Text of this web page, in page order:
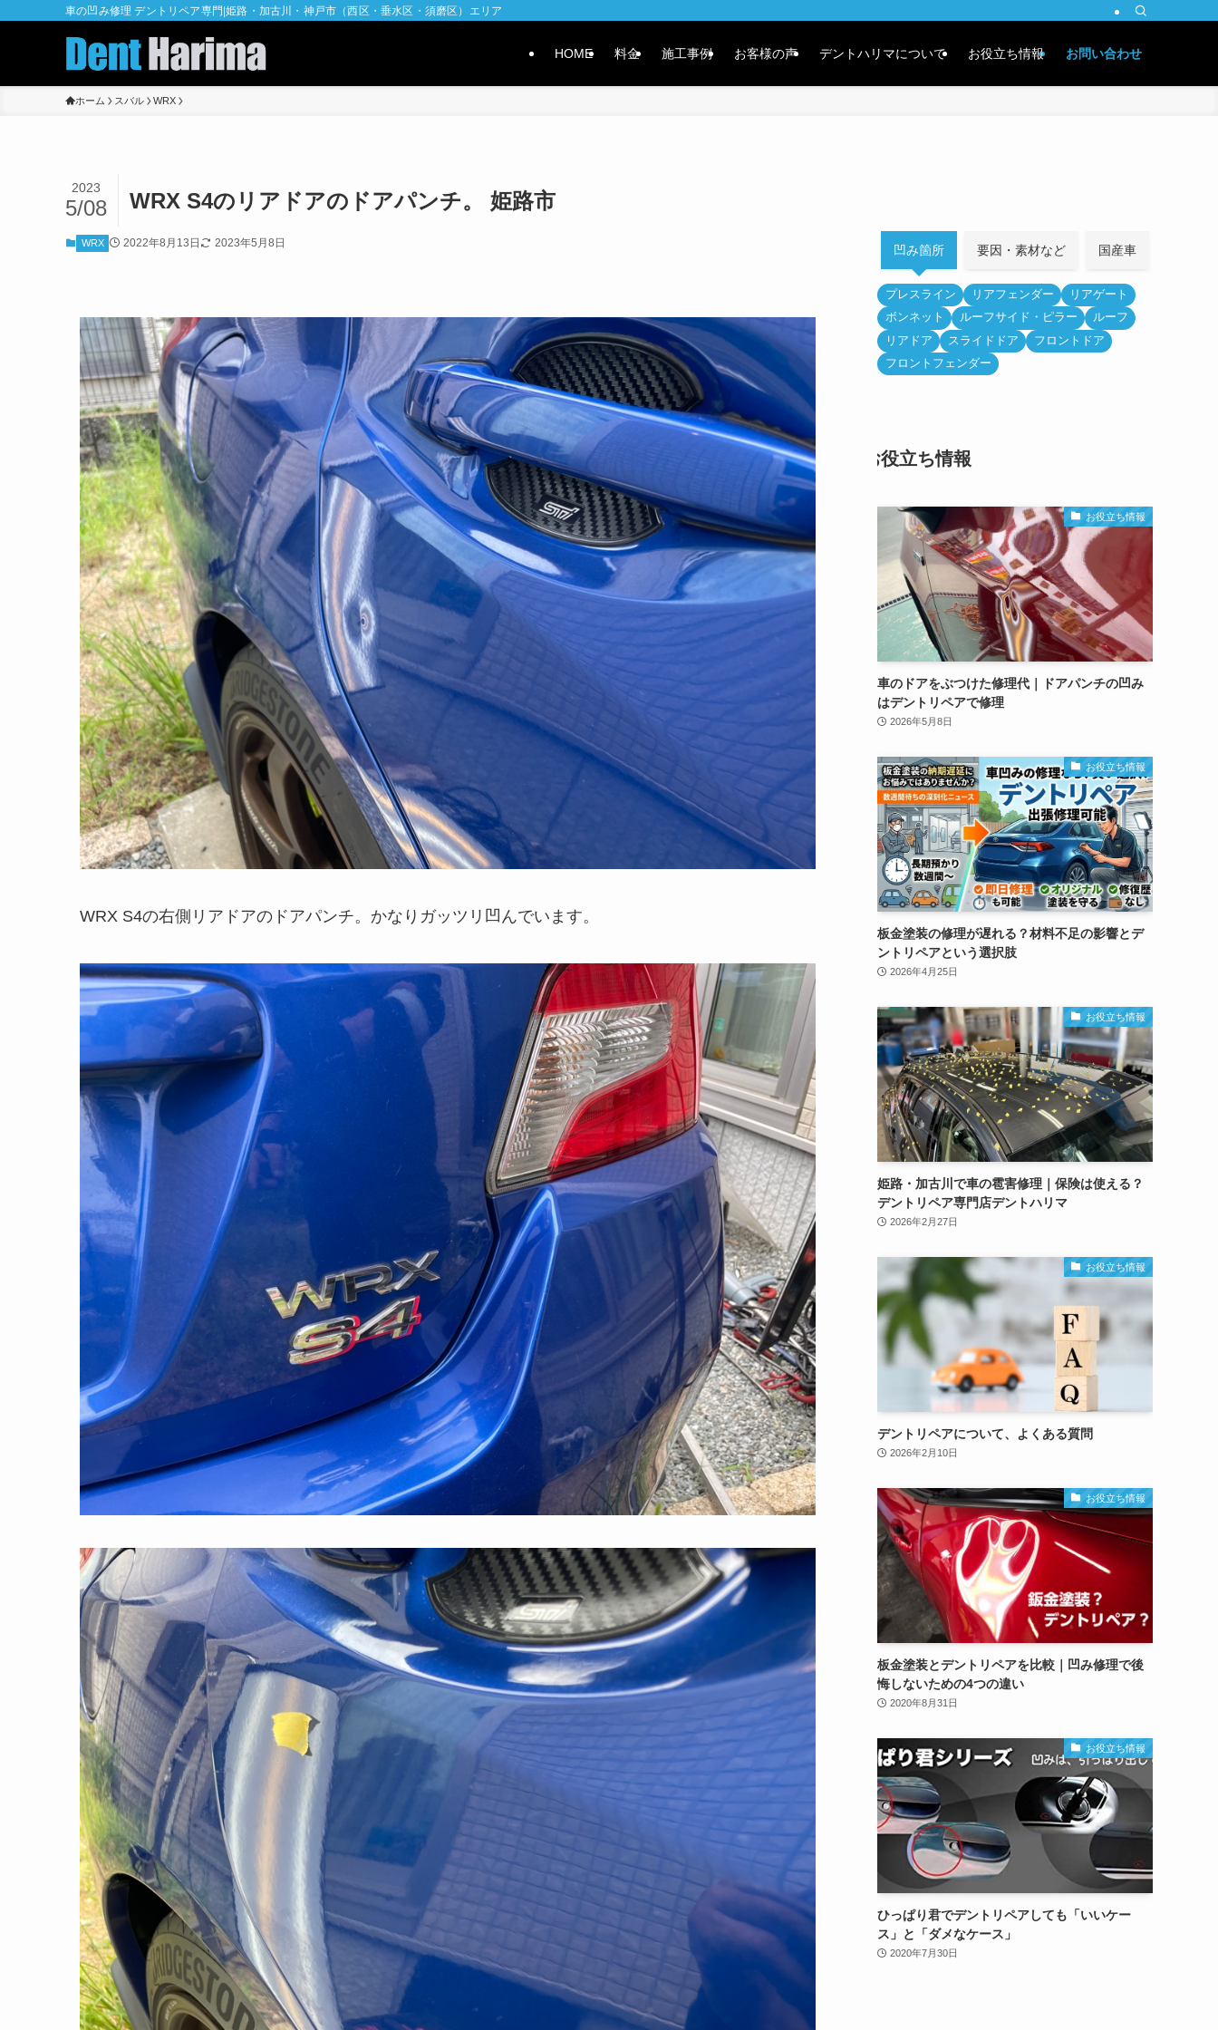
車の凹み修理 デントリペア専門|姫路・加古川・神戸市（西区・垂水区・須磨区）エリア
HOME 料金 施工事例 お客様の声 デントハリマについて お役立ち情報 お問い合わせ
ホーム スバル WRX
WRX S4のリアドアのドアパンチ。 姫路市
2023
5/08
WRX 2022年8月13日 2023年5月8日
WRX S4の右側リアドアのドアパンチ。かなりガッツリ凹んでいます。
凹み箇所 要因・素材など 国産車
プレスライン リアフェンダー
リアゲート
ボンネット
ルーフサイド・ピラー
ルーフ
リアドア
スライドドア
フロントドア
フロントフェンダー
お役立ち情報
お役立ち情報
車のドアをぶつけた修理代｜ドアパンチの凹み
はデントリペアで修理
2026年5月8日
お役立ち情報
板金塗装の修理が遅れる？材料不足の影響とデ
ントリペアという選択肢
2026年4月25日
お役立ち情報
姫路・加古川で車の雹害修理｜保険は使える？
デントリペア専門店デントハリマ
2026年2月27日
お役立ち情報
デントリペアについて、よくある質問
2026年2月10日
お役立ち情報
板金塗装とデントリペアを比較｜凹み修理で後
悔しないための4つの違い
2020年8月31日
お役立ち情報
ひっぱり君でデントリペアしても「いいケー
ス」と「ダメなケース」
2020年7月30日